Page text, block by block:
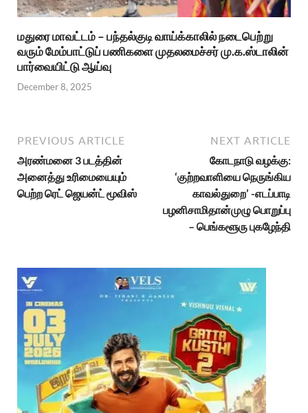
மதுரை மாவட்டம் – பந்தல்குடி வாய்க்காலில் நடைபெற்று
வரும் மேம்பாட்டுப் பணிகளை முதலமைச்சர் மு.க.ஸ்டாலின்
பார்வையிட்டு ஆய்வு
December 8, 2025
PREVIOUS ARTICLE
அரண்மனை 3 படத்தின்
அனைத்து உரிமையையும்
பெற்ற ரெட் ஜெயன்ட் மூவிஸ்
NEXT ARTICLE
கோடநாடு வழக்கு:
‘குற்றவாளியை நெருங்கிய
காவல்துறை’ -எடப்பாடி
பழனிசாமிதான்முழு பொறுப்பு
– பெங்களூரு புகழேந்தி